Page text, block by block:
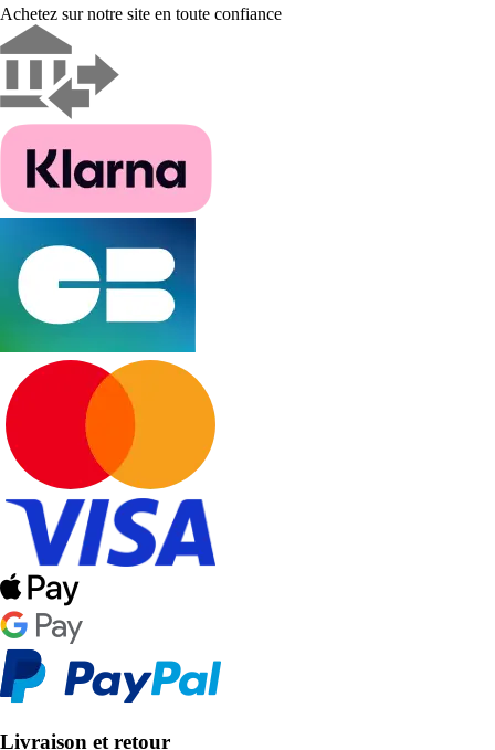
Achetez sur notre site en toute confiance
Livraison et retour